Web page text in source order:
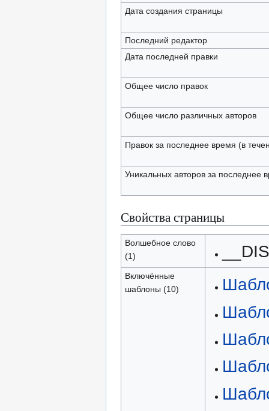
Дата создания страницы
Последний редактор
Дата последней правки
Общее число правок
Общее число различных авторов
Правок за последнее время (в
Уникальных авторов за последнее
Свойства страницы
Волшебное слово
(1)
Включённые
шаблоны (10)